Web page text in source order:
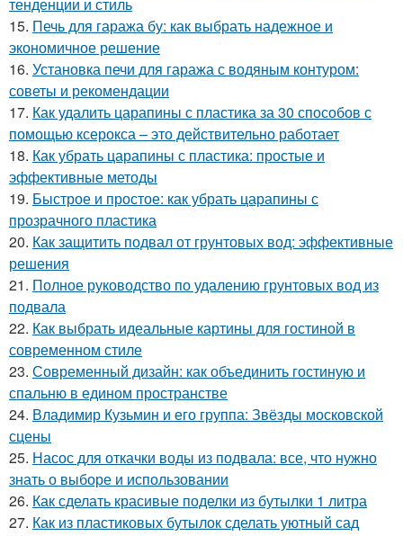
15. Печь для гаража бу: как выбрать надежное и
экономичное решение
16. Установка печи для гаража с водяным контуром:
советы и рекомендации
17. Как удалить царапины с пластика за 30 способов с
помощью ксерокса – это действительно работает
18. Как убрать царапины с пластика: простые и
эффективные методы
19. Быстрое и простое: как убрать царапины с
прозрачного пластика
20. Как защитить подвал от грунтовых вод: эффективные
решения
21. Полное руководство по удалению грунтовых вод из
подвала
22. Как выбрать идеальные картины для гостиной в
современном стиле
23. Современный дизайн: как объединить гостиную и
спальню в едином пространстве
24. Владимир Кузьмин и его группа: Звёзды московской
сцены
25. Насос для откачки воды из подвала: все, что нужно
знать о выборе и использовании
26. Как сделать красивые поделки из бутылки 1 литра
27. Как из пластиковых бутылок сделать уютный сад